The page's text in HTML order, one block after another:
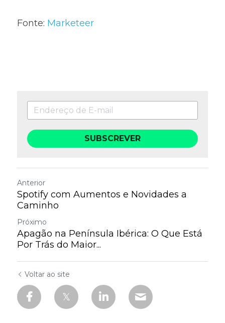
Fonte: Marketeer
SUBSCREVER
Anterior
Spotify com Aumentos e Novidades a
Caminho
Próximo
Apagão na Península Ibérica: O Que Está
Por Trás do Maior...
Voltar ao site